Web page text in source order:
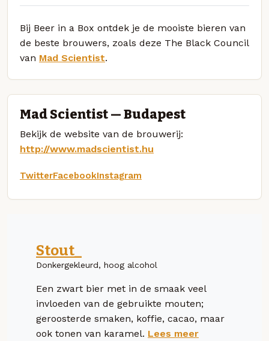
Bij Beer in a Box ontdek je de mooiste bieren van
de beste brouwers, zoals deze The Black Council
van Mad Scientist.
Mad Scientist — Budapest
Bekijk de website van de brouwerij:
http://www.madscientist.hu
TwitterFacebookInstagram
Stout_
Donkergekleurd, hoog alcohol
Een zwart bier met in de smaak veel
invloeden van de gebruikte mouten;
geroosterde smaken, koffie, cacao, maar
ook tonen van karamel. Lees meer